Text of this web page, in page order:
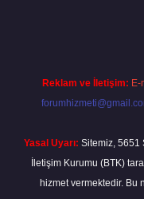
Reklam ve İletişim: E-
Yasal Uyarı: Sitemiz, 5651
İletişim Kurumu (BTK)
hizmet vermektedir. Bu